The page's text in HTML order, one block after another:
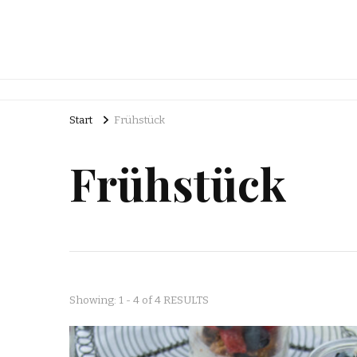
Start Frühstück
Frühstück
Showing: 1 - 4 of 4 RESULTS